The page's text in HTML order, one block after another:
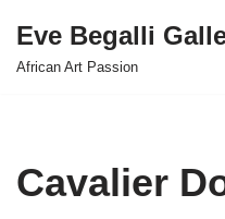
Skip
Eve Begalli
African Art Passion
Cavalier